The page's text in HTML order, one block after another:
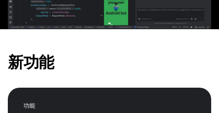
新功能
功能